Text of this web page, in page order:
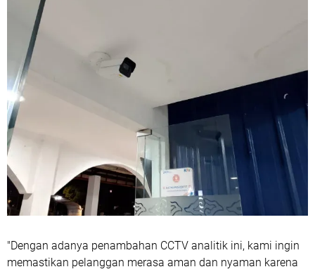
"Dengan adanya penambahan CCTV analitik ini, kami ingin
memastikan pelanggan merasa aman dan nyaman karena